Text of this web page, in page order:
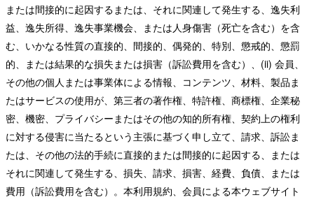
または間接的に起因するまたは、それに関連して発生する、逸失利
益、逸失所得、逸失事業機会、または人身傷害（死亡を含む）を含
む、いかなる性質の直接的、間接的、偶発的、特別、懲戒的、懲罰
的、または結果的な損失または損害（訴訟費用を含む）、(ii) 会員、
その他の個人または事業体による情報、コンテンツ、材料、製品ま
たはサービスの使用が、第三者の著作権、特許権、商標権、企業秘
密、機密、プライバシーまたはその他の知的所有権、契約上の権利
に対する侵害に当たるという主張に基づく申し立て、請求、訴訟ま
たは、その他の法的手続に直接的または間接的に起因する、または
それに関連して発生する、損失、請求、損害、経費、負債、または
費用（訴訟費用を含む）。本利用規約、会員による本ウェブサイト